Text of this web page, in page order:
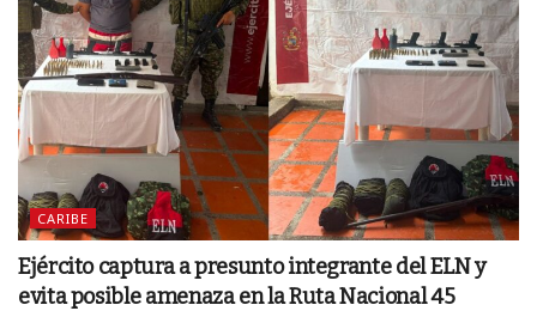
CARIBE
Ejército captura a presunto integrante del ELN y
evita posible amenaza en la Ruta Nacional 45